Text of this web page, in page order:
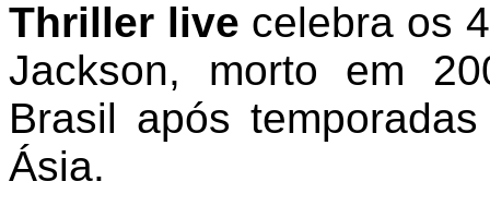
Thriller live celebra os
Jackson, morto em
Brasil após
Ásia.